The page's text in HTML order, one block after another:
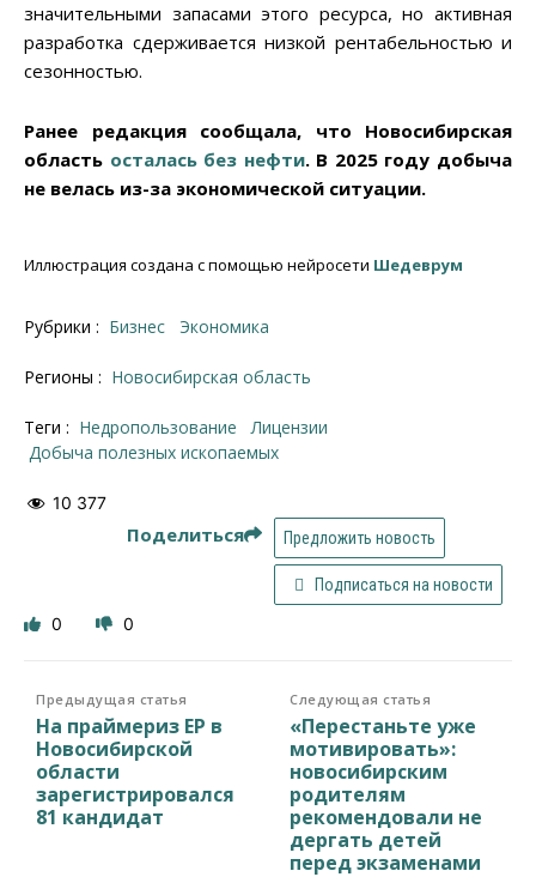
значительными запасами этого ресурса, но активная
разработка сдерживается низкой рентабельностью и
сезонностью.
Ранее редакция сообщала, что Новосибирская
область осталась без нефти. В 2025 году добыча
не велась из-за экономической ситуации.
Иллюстрация создана с помощью нейросети Шедеврум
Рубрики : Бизнес Экономика
Регионы : Новосибирская область
Теги : недропользование
лицензии
добыча полезных ископаемых
10 377
Поделиться Предложить новость
Подписаться на новости
0 0
Предыдущая статья
На праймериз ЕР в
Новосибирской
области
зарегистрировался
81 кандидат
Следующая статья
«Перестаньте уже
мотивировать»:
новосибирским
родителям
рекомендовали не
дергать детей
перед экзаменами